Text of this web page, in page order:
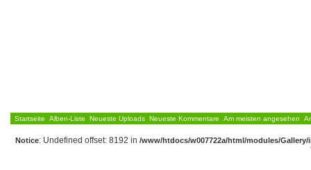
Startseite Alben-Liste Neueste Uploads Neueste Kommentare Am meisten angesehen
Notice: Undefined offset: 8192 in /www/htdocs/w007722a/html/modules/